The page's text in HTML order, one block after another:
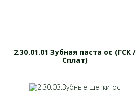
2.30.01.01 Зубная паста ос (ГСК /
Сплат)